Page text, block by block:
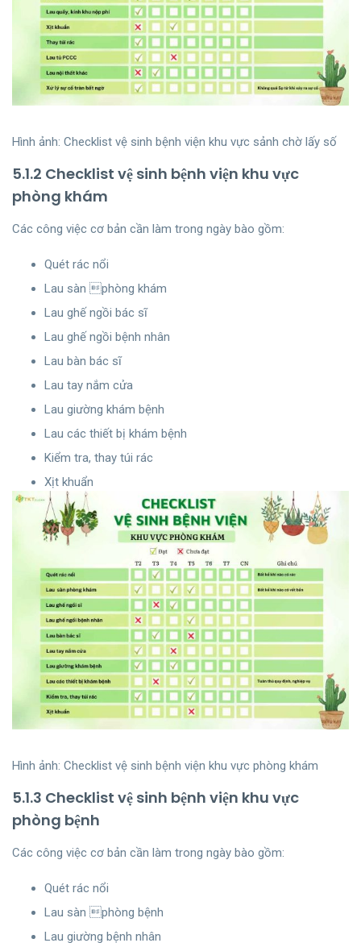
Hình ảnh: Checklist vệ sinh bệnh viện khu vực sảnh chờ lấy số
5.1.2 Checklist vệ sinh bệnh viện khu vực
phòng khám
Các công việc cơ bản cần làm trong ngày bào gồm:
Quét rác nổi
Lau sàn phòng khám
Lau ghế ngồi bác sĩ
Lau ghế ngồi bệnh nhân
Lau bàn bác sĩ
Lau tay nắm cửa
Lau giường khám bệnh
Lau các thiết bị khám bệnh
Kiểm tra, thay túi rác
Xịt khuẩn
Hình ảnh: Checklist vệ sinh bệnh viện khu vực phòng khám
5.1.3 Checklist vệ sinh bệnh viện khu vực
phòng bệnh
Các công việc cơ bản cần làm trong ngày bào gồm:
Quét rác nổi
Lau sàn phòng bệnh
Lau giường bệnh nhân